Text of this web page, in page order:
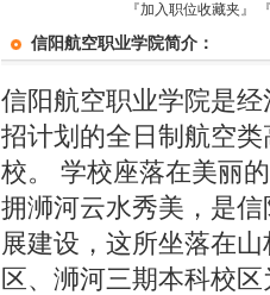
『加入职位收藏夹』
信阳航空职业学院简介：
信阳航空职业学院是
招计划的全日制航空
校。 学校座落在美丽
拥浉河云水秀美，是
展建设，这所坐落在
区、浉河三期本科校